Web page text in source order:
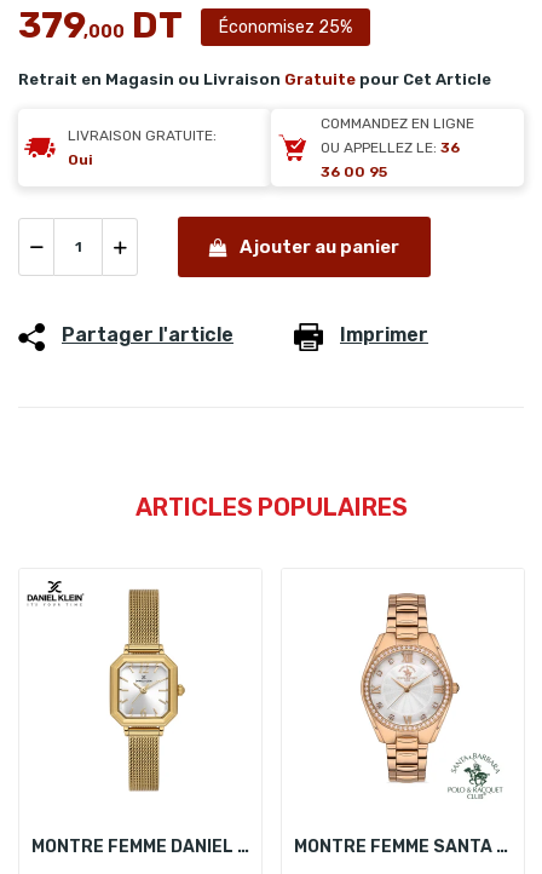
379,000 DT Économisez 25%
Retrait en Magasin ou Livraison Gratuite pour Cet Article
LIVRAISON GRATUITE:
Oui
COMMANDEZ EN LIGNE
OU APPELLEZ LE: 36
36 00 95
Ajouter au panier
Partager l'article Imprimer
ARTICLES POPULAIRES
MONTRE FEMME DANIEL KLEIN DK.1.13945-3
MONTRE FEMME SANTA BARBARA POLO SB.1.10307-3